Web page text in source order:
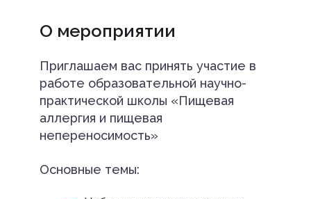
О мероприятии
Приглашаем вас принять участие в
работе образовательной научно-
практической школы «Пищевая
аллергия и пищевая
непереносимость»
Основные темы: